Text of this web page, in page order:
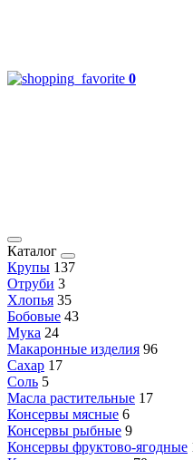
0
Каталог
Крупы 137
Отруби 3
Хлопья 35
Бобовые 43
Мука 24
Макаронные изделия 96
Сахар 17
Соль 5
Масла растительные 17
Консервы мясные 6
Консервы рыбные 9
Консервы фруктово-ягодные